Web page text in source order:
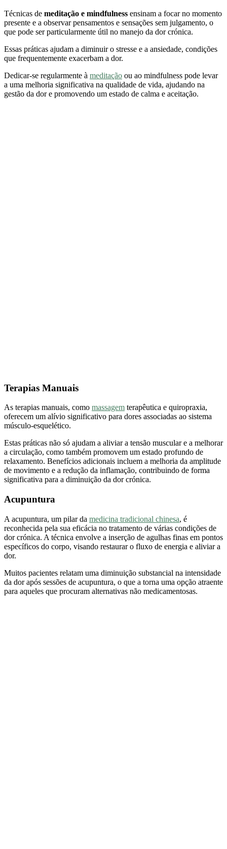
Técnicas de meditação e mindfulness ensinam a focar no momento
presente e a observar pensamentos e sensações sem julgamento, o
que pode ser particularmente útil no manejo da dor crónica.
Essas práticas ajudam a diminuir o stresse e a ansiedade, condições
que frequentemente exacerbam a dor.
Dedicar-se regularmente à meditação ou ao mindfulness pode levar
a uma melhoria significativa na qualidade de vida, ajudando na
gestão da dor e promovendo um estado de calma e aceitação.
Terapias Manuais
As terapias manuais, como massagem terapêutica e quiropraxia,
oferecem um alívio significativo para dores associadas ao sistema
músculo-esquelético.
Estas práticas não só ajudam a aliviar a tensão muscular e a melhorar
a circulação, como também promovem um estado profundo de
relaxamento. Benefícios adicionais incluem a melhoria da amplitude
de movimento e a redução da inflamação, contribuindo de forma
significativa para a diminuição da dor crónica.
Acupuntura
A acupuntura, um pilar da medicina tradicional chinesa, é
reconhecida pela sua eficácia no tratamento de várias condições de
dor crónica. A técnica envolve a inserção de agulhas finas em pontos
específicos do corpo, visando restaurar o fluxo de energia e aliviar a
dor.
Muitos pacientes relatam uma diminuição substancial na intensidade
da dor após sessões de acupuntura, o que a torna uma opção atraente
para aqueles que procuram alternativas não medicamentosas.